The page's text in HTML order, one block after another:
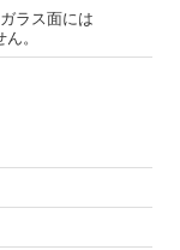
ラス面には
。